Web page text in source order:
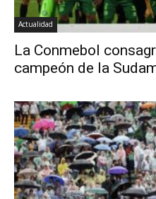
Actualidad
La Conmebol
campeón de la